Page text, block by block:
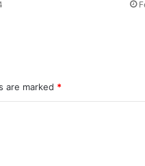
are marked *